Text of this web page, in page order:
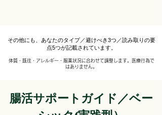
その他にも、あなたのタイプ／避けべき3つ／読み取りの要
点5つが記載されています。
体質・既往・アレルギー・服薬状況に合わせて調整します。医療行為で
はありません。
腸活サポートガイド／ベー